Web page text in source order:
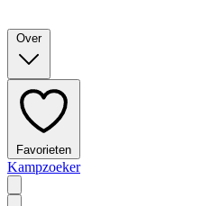
Over
Favorieten
Kampzoeker